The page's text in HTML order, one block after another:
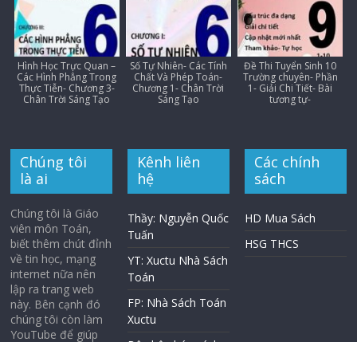
Hình Học Trực Quan –
Các Hình Phẳng Trong
Thực Tiễn- Chương 3-
Chân Trời Sáng Tạo
Số Tự Nhiên- Các Tính
Chất Và Phép Toán-
Chương 1- Chân Trời
Sáng Tạo
Đề Thi Tuyển Sinh 10
Trường chuyên- Phần
1- Giải Chi Tiết- Bài
tương tự-
Chúng tôi
là ai
Chúng tôi là Giáo
viên môn Toán,
biết thêm chút đỉnh
về tin học, mạng
internet nữa nên
lập ra trang web
này. Bên cạnh đó
chúng tôi còn làm
YouTube để giúp
Kênh liên
hệ
Thầy: Nguyễn Quốc
Tuấn
YT: Xuctu Nhà Sách
Toán
FP: Nhà Sách Toán
Xuctu
Các chính
sách
HD Mua Sách
HSG THCS